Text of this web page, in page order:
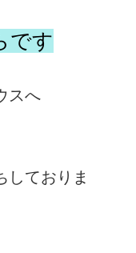
です
スへ
しておりま